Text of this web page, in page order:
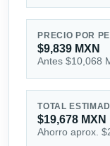
PRECIO POR
$9,839 MXN
Antes $10,068
TOTAL
$19,678 MXN
Ahorro aprox.